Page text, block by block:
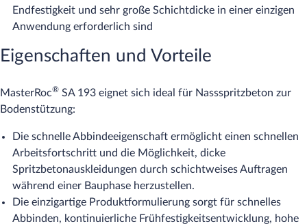
Endfestigkeit und sehr große Schichtdicke in einer einzigen
Anwendung erforderlich sind
Eigenschaften und Vorteile
MasterRoc® SA 193 eignet sich ideal für Nassspritzbeton zur
Bodenstützung:
Die schnelle Abbindeeigenschaft ermöglicht einen schnellen
Arbeitsfortschritt und die Möglichkeit, dicke
Spritzbetonauskleidungen durch schichtweises Auftragen
während einer Bauphase herzustellen.
Die einzigartige Produktformulierung sorgt für schnelles
Abbinden, kontinuierliche Frühfestigkeitsentwicklung, hohe